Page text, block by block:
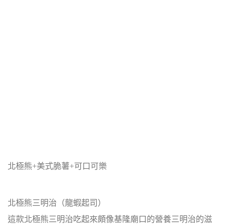
北極熊+美式脆薯+可口可樂
北極熊三明治（龍蝦起司）
這款北極熊三明治吃起來頗像基隆廟口的營養三明治的滋